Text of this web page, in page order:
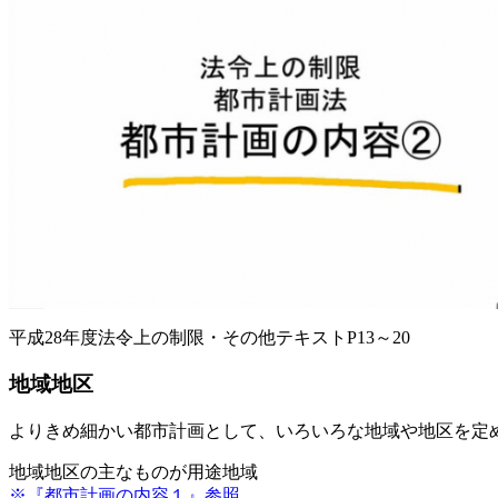
平成28年度法令上の制限・その他テキストP13～20
地域地区
よりきめ細かい都市計画として、いろいろな地域や地区を定
地域地区の主なものが用途地域